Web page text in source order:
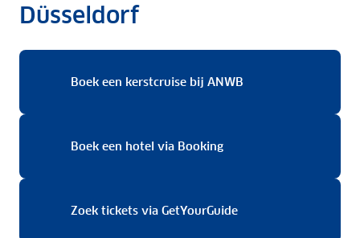
Düsseldorf
Boek een kerstcruise bij ANWB
Boek een hotel via BookingBoek een hotel via
Zoek tickets via GetYourGuideZoek tickets via